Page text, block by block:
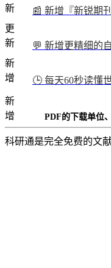
新
📰 新增『新锐期
更
新
💬 新增更精细的
新
增
🕒 每天60秒读懂
新
增
PDF的下载单位
科研通是完全免费的文